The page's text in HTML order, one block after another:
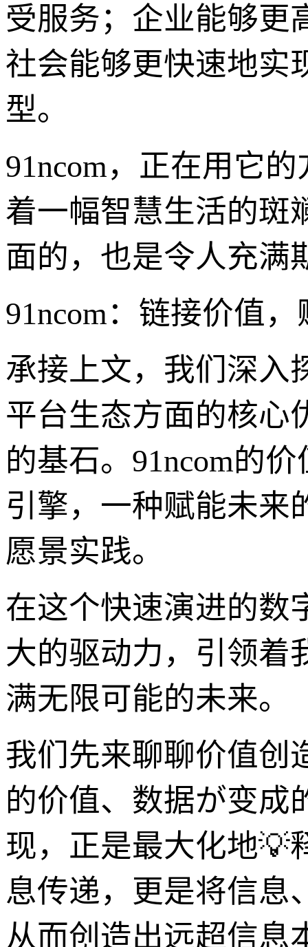
受服务；企业能够更
社会能够更快速地实
型。
91ncom，正在用它
着一幅智慧生活的斑
面的，也是令人充满
91ncom：链接价值
承接上文，我们深入
平台生态方面的核心
的基石。91ncom的
引擎，一种赋能未来
愿景实践。
在这个快速演进的数
大的驱动力，引领着
满无限可能的未来。
我们先来聊聊价值创
的价值、数据が变成
现，正是最大化地💡
息传递，更是将信息
从而创造出远超信息